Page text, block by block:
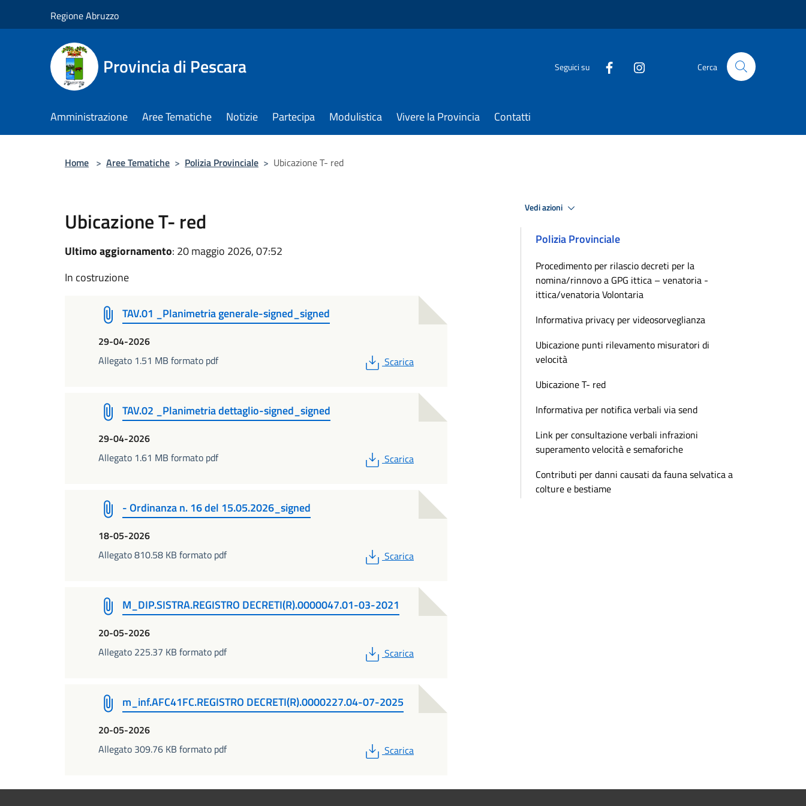
Regione Abruzzo
Provincia di Pescara Seguici su Cerca
Amministrazione Aree Tematiche Notizie Partecipa Modulistica Vivere la Provincia Contatti
Home > Aree Tematiche > Polizia Provinciale > Ubicazione T- red
Ubicazione T- red
Ultimo aggiornamento: 20 maggio 2026, 07:52
In costruzione
TAV.01 _Planimetria generale-signed_signed
29-04-2026
Allegato 1.51 MB formato pdf
PDF
Scarica
TAV.02 _Planimetria dettaglio-signed_signed
29-04-2026
Allegato 1.61 MB formato pdf
PDF
Scarica
- Ordinanza n. 16 del 15.05.2026_signed
18-05-2026
Allegato 810.58 KB formato pdf
PDF
Scarica
M_DIP.SISTRA.REGISTRO DECRETI(R).0000047.01-03-2021
20-05-2026
Allegato 225.37 KB formato pdf
PDF
Scarica
m_inf.AFC41FC.REGISTRO DECRETI(R).0000227.04-07-2025
20-05-2026
Allegato 309.76 KB formato pdf
PDF
Scarica
Vedi azioni
Polizia Provinciale
Procedimento per rilascio decreti per la
nomina/rinnovo a GPG ittica – venatoria -
ittica/venatoria Volontaria
Informativa privacy per videosorveglianza
Ubicazione punti rilevamento misuratori di
velocità
Ubicazione T- red
Informativa per notifica verbali via send
Link per consultazione verbali infrazioni
superamento velocità e semaforiche
Contributi per danni causati da fauna selvatica a
colture e bestiame